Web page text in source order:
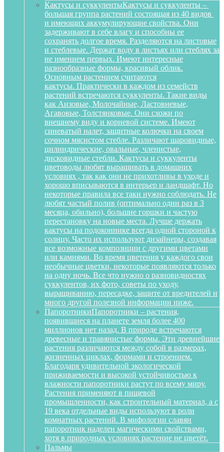
Кактусы и суккулентыКактусы и суккуленты –
большая группа растений состоящая из 40 видов
и имеющих аккумулирующие свойства. Они
задерживают в себе влагу и способны ее
сохранять долгое время. Разделяются на листовые
и стеблевые. Держат воду в листьях или стеблях за
не имением первых. Имеют интересные
разнообразные формы, красивый облик.
Основным растением считаются
кактусы. Практически в каждом из семейств
растений встречаются суккуленты. Такие виды
как Аизовые, Молочайные, Ластовневые,
Агавовые, Толстянковые. Они схожи по
внешнему виду и корневой системе. Имеют
синеватый налет, защитные колючки на своем
сочном мясистом стебле. Различают шаровидные,
цилиндрические, овальные, членистые,
дисковидные стебли. Кактусы и суккуленты
цветоводы любят выращивать в домашних
условиях , так как они не прихотливы в уходе и
хорошо вписываются в интерьер и ландшафт. Но
некоторые правила все таки нужно соблюдать. Не
любят частый полив (оптимально один раз в 3
месяца, обильно), большие горшки и частую
перестановку на новые места. Лучше держать
кактусы на подоконнике всегда одной стороной к
солнцу. Часто их используют дизайнеры, создавая
все возможные композиции с другими цветами
или камнями. Во время цветения у каждого свои
необычные цветки, некоторые появляются только
на одну ночь. Все что нужно о разновидностях
суккулентов, их фото, советы по уходу,
выращиванию, пересадке, защите от вредителей и
много другой полезной информации ниже.
ПапоротникиПапоротники – растения,
появившиеся на планете земля более 400
миллионов нет назад. В природе встречаются
древесные и травянистые формы. Эти древнейшие
растения различаются между собой в размерах,
жизненных циклах, формами и строением.
Благодаря удивительной экологической
приживаемости и высокой устойчивостью к
влажности папоротники растут по всему миру.
Растения применяют в пищевой
промышленности, как строительный материал, а с
19 века отдельные виды используют в роли
комнатных растений. В мифологии славян
папоротник наделен магическими свойствами,
хотя в природных условиях растение не цветёт.
Пальмы